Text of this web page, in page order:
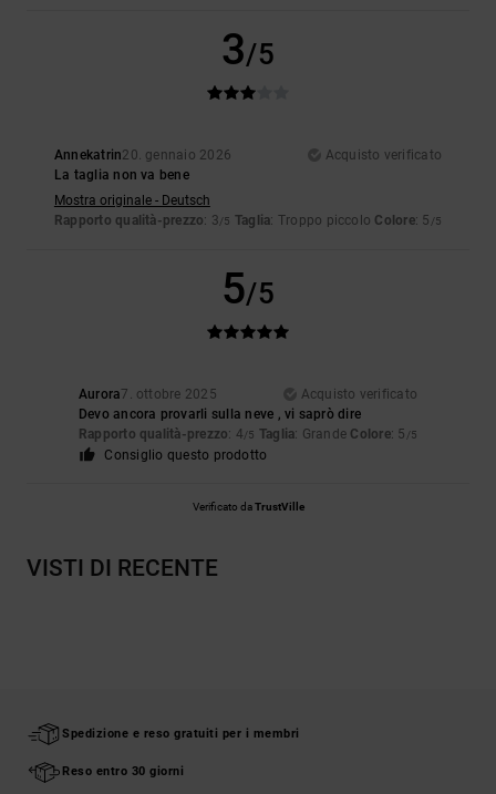
3/5
Annekatrin20. gennaio 2026
Acquisto verificato
La taglia non va bene
Mostra originale - Deutsch
Rapporto qualità-prezzo: 3/5 Taglia: Troppo piccolo Colore: 5 /5
5/5
Aurora7. ottobre 2025
Acquisto verificato
Devo ancora provarli sulla neve , vi saprò dire
Rapporto qualità-prezzo: 4/5 Taglia: Grande Colore: 5 /5
Consiglio questo prodotto
Verificato daTrustVille
VISTI DI RECENTE
Spedizione e reso gratuiti per i membri
Reso entro 30 giorni